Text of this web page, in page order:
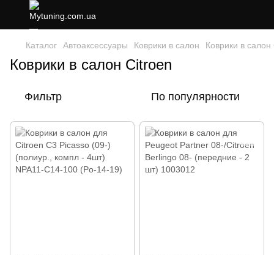
Каталог Автоаксессуары Коврики в салон Коврики в
Коврики в салон Citroen
Фильтр По популярности